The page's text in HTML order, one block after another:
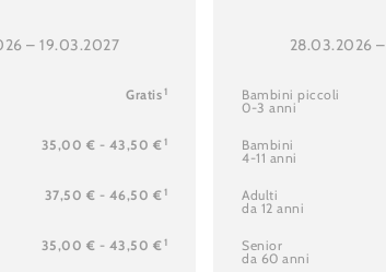
– 19.03.2027
Gratis1
35,00 € - 43,50 €1
37,50 € - 46,50 €1
35,00 € - 43,50 €1
28.03.2026
Bambini piccoli
0-3 anni
Bambini
4-11 anni
Adulti
da 12 anni
Senior
da 60 anni